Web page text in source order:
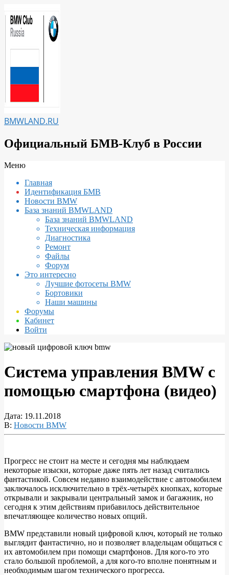
к
содержимому
BMWLAND.RU
Официальный БМВ-Клуб в России
Вторичное
навигации
Меню
Главная
Идентификация БМВ
Новости BMW
База знаний BMWLAND
База знаний BMWLAND
Техническая информация
Диагностика
Ремонт
Файлы
Форум
Это интересно
Лучшие фотосеты BMW
Бортовики
Наши машины
Форумы
Кабинет
Войти
Система управления BMW с
помощью смартфона (видео)
Дата: 19.11.2018
В: Новости BMW
Система
управления
BMW
с
помощью
смартфона
(видео)
Прогресс не стоит на месте и сегодня мы наблюдаем
некоторые изыски, которые даже пять лет назад считались
фантастикой. Совсем недавно взаимодействие с автомобилем
заключалось исключительно в трёх-четырёх кнопках, которые
открывали и закрывали центральный замок и багажник, но
сегодня к этим действиям прибавилось действительное
впечатляющее количество новых опций.
BMW представили новый цифровой ключ, который не только
выглядит фантастично, но и позволяет владельцам общаться с
их автомобилем при помощи смартфонов. Для кого-то это
стало большой проблемой, а для кого-то вполне понятным и
необходимым шагом технического прогресса.